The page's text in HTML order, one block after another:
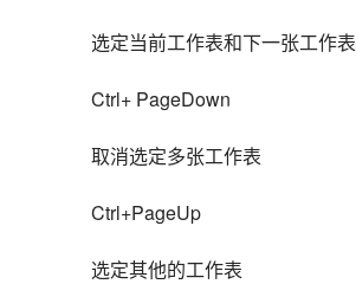
选定当前工作表和下一张工作表
Ctrl+ PageDown
取消选定多张工作表
Ctrl+PageUp
选定其他的工作表